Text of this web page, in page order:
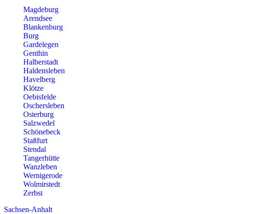
Magdeburg
Arendsee
Blankenburg
Burg
Gardelegen
Genthin
Halberstadt
Haldensleben
Havelberg
Klötze
Oebisfelde
Oschersleben
Osterburg
Salzwedel
Schönebeck
Staßfurt
Stendal
Tangerhütte
Wanzleben
Wernigerode
Wolmirstedt
Zerbst
Sachsen-Anhalt